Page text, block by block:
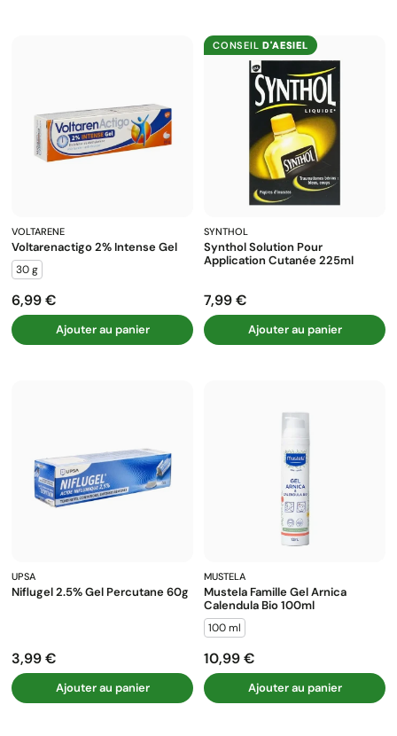
VOLTARENE
Voltarenactigo 2% Intense Gel
30 g
Prix
6,99 €
Ajouter au panier
CONSEILD'AESIEL
SYNTHOL
Synthol Solution Pour
Application Cutanée 225ml
Prix
7,99 €
Ajouter au panier
UPSA
Niflugel 2.5% Gel Percutane 60g
Prix
3,99 €
Ajouter au panier
MUSTELA
Mustela Famille Gel Arnica
Calendula Bio 100ml
100 ml
Prix
10,99 €
Ajouter au panier